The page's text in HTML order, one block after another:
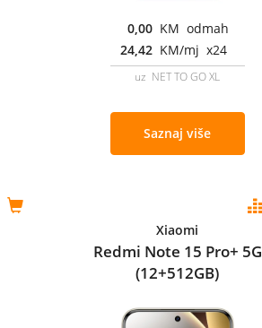
0,00 KM odmah
24,42 KM/mj x24
uz NET TO GO XL
Saznaj više
Xiaomi
Redmi Note 15 Pro+ 5G
(12+512GB)